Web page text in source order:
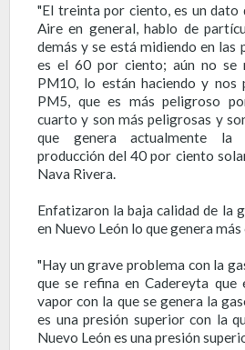
"El treinta por ciento, es un
Aire en general, hablo de
demás y se está midiendo en las
es el 60 por ciento; aún no se
PM10, lo están haciendo y nos
PM5, que es más peligroso
cuarto y son más peligrosas y
que genera actualmente la
producción del 40 por ciento
Nava Rivera.
Enfatizaron la baja calidad de la
en Nuevo León lo que genera
"Hay un grave problema con la
que se refina en Cadereyta que
vapor con la que se genera la
es una presión superior con la
Nuevo León es una presión